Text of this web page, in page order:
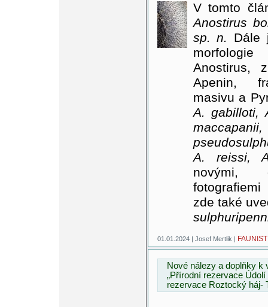
V tomto
Anostirus
sp. n. Dále
Anostirus,
Apenin,
masivu a
A. gabilloti,
A. reissi,
novými,
zde také
01.01.2024 | Josef Mertlik |
Nové nálezy a doplňky
„Přírodní rezervace Údolí
rezervace Roztocký háj-